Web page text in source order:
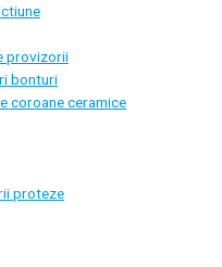
provizorii
bonturi
coroane ceramice
proteze